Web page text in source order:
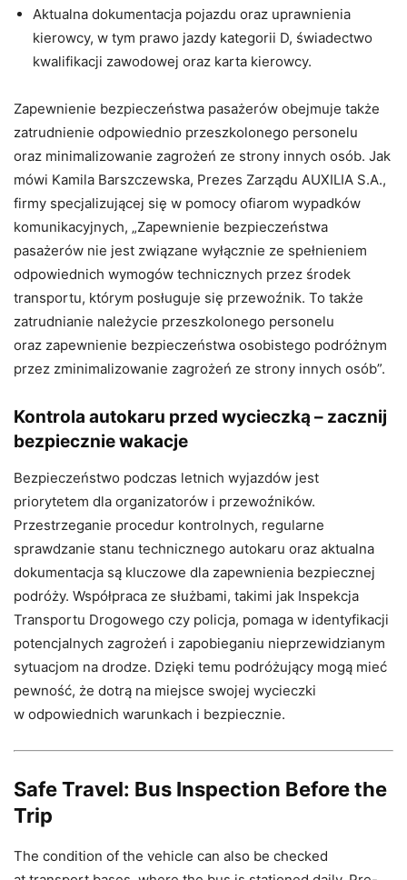
Aktualna dokumentacja pojazdu oraz uprawnienia
kierowcy, w tym prawo jazdy kategorii D, świadectwo
kwalifikacji zawodowej oraz karta kierowcy.
Zapewnienie bezpieczeństwa pasażerów obejmuje także
zatrudnienie odpowiednio przeszkolonego personelu
oraz minimalizowanie zagrożeń ze strony innych osób. Jak
mówi Kamila Barszczewska, Prezes Zarządu AUXILIA S.A.,
firmy specjalizującej się w pomocy ofiarom wypadków
komunikacyjnych, „Zapewnienie bezpieczeństwa
pasażerów nie jest związane wyłącznie ze spełnieniem
odpowiednich wymogów technicznych przez środek
transportu, którym posługuje się przewoźnik. To także
zatrudnianie należycie przeszkolonego personelu
oraz zapewnienie bezpieczeństwa osobistego podróżnym
przez zminimalizowanie zagrożeń ze strony innych osób”.
Kontrola autokaru przed wycieczką – zacznij
bezpiecznie wakacje
Bezpieczeństwo podczas letnich wyjazdów jest
priorytetem dla organizatorów i przewoźników.
Przestrzeganie procedur kontrolnych, regularne
sprawdzanie stanu technicznego autokaru oraz aktualna
dokumentacja są kluczowe dla zapewnienia bezpiecznej
podróży. Współpraca ze służbami, takimi jak Inspekcja
Transportu Drogowego czy policja, pomaga w identyfikacji
potencjalnych zagrożeń i zapobieganiu nieprzewidzianym
sytuacjom na drodze. Dzięki temu podróżujący mogą mieć
pewność, że dotrą na miejsce swojej wycieczki
w odpowiednich warunkach i bezpiecznie.
Safe Travel: Bus Inspection Before the
Trip
The condition of the vehicle can also be checked